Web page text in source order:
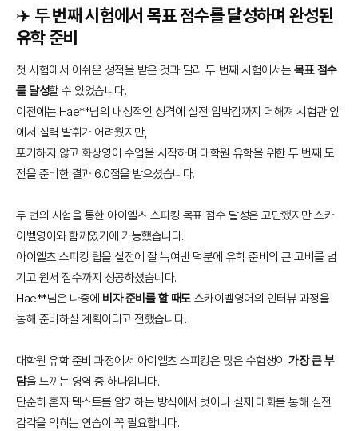
✈️ 두 번째 시험에서 목표 점수를 달성하며 완성된
유학 준비
첫 시험에서 아쉬운 성적을 받은 것과 달리 두 번째 시험에서는목표 점수
를 달성할 수 있었습니다.
이전에는 Hae**님의 내성적인 성격에 실전 압박감까지 더해져 시험관 앞
에서 실력 발휘가 어려웠지만,
포기하지 않고 화상영어 수업을 시작하며 대학원 유학을 위한 두 번째 도
전을 준비한 결과 6.0점을 받으셨습니다.
두 번의 시험을 통한 아이엘츠 스피킹 목표 점수 달성은 고단했지만 스카
이벨영어와 함께였기에 가능했습니다.
아이엘츠 스피킹 팁을 실전에 잘 녹여낸 덕분에 유학 준비의 큰 고비를 넘
기고 원서 접수까지 성공하셨습니다.
Hae**님은 나중에 비자 준비를 할 때도스카이벨영어의 인터뷰 과정을
통해 준비하실 계획이라고 전했습니다.
대학원 유학 준비 과정에서 아이엘츠 스피킹은 많은 수험생이가장 큰 부
담을 느끼는 영역 중 하나입니다.
단순히 혼자 텍스트를 암기하는 방식에서 벗어나 실제 대화를 통해 실전
감각을 익히는 연습이 꼭 필요합니다.